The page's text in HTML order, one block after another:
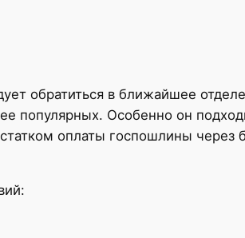
обратиться в ближайшее
популярных. Особенно он
оплаты госпошлины через